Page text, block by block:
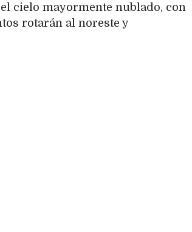
cielo mayormente nublado, con
rotarán al noreste y